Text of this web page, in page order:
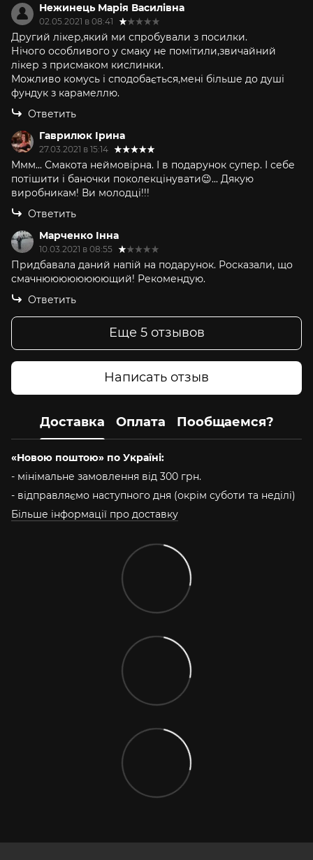
Нежинець Марія Василівна
02.05.2021 в 08:41
Другий лікер,який ми спробували з посилки.
Нічого особливого у смаку не помітили,звичайний
лікер з присмаком кислинки.
Можливо комусь і сподобається,мені більше до душі
фундук з карамеллю.
Ответить
Гаврилюк Ірина
27.03.2021 в 15:14
Ммм... Смакота неймовірна. І в подарунок супер. І себе
потішити і баночки поколекцінувати😉... Дякую
виробникам! Ви молодці!!!
Ответить
Марченко Інна
10.03.2021 в 08:55
Придбавала даний напій на подарунок. Росказали, що
смачнюююююююющий! Рекомендую.
Ответить
Еще 5 отзывов
Написать отзыв
Доставка Оплата Пообщаемся?
«Новою поштою» по Україні:
- мінімальне замовлення від 300 грн.
- відправляємо наступного дня (окрім суботи та неділі)
Більше інформації про доставку